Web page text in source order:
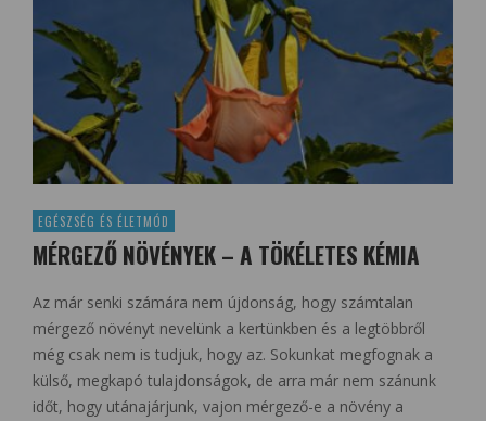
EGÉSZSÉG ÉS ÉLETMÓD
MÉRGEZŐ NÖVÉNYEK – A TÖKÉLETES KÉMIA
Az már senki számára nem újdonság, hogy számtalan
mérgező növényt nevelünk a kertünkben és a legtöbbről
még csak nem is tudjuk, hogy az. Sokunkat megfognak a
külső, megkapó tulajdonságok, de arra már nem szánunk
időt, hogy utánajárjunk, vajon mérgező-e a növény a